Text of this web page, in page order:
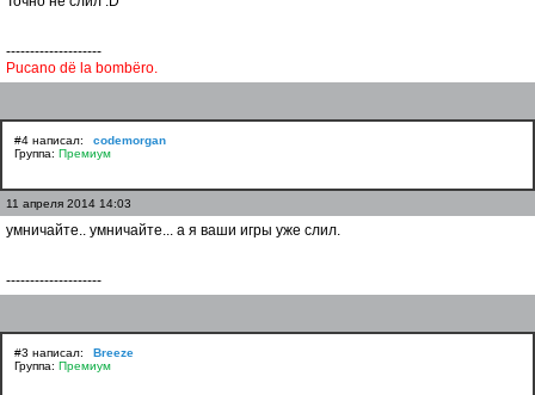
--------------------
Pucano dё la bombёro.
#4 написал:
codemorgan
Группа: Премиум
11 апреля 2014 14:03
умничайте.. умничайте... а я ваши игры уже слил.
--------------------
#3 написал:
Breeze
Группа: Премиум